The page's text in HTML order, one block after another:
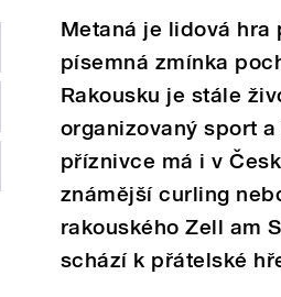
Metaná je lidová hra
písemná zmínka
Rakousku je stále
organizovaný sport
příznivce má i v
známější curling
rakouského Zell am
schází k přátelské